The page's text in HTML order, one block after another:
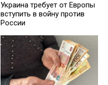
Украина требует от Европы
вступить в войну против
России